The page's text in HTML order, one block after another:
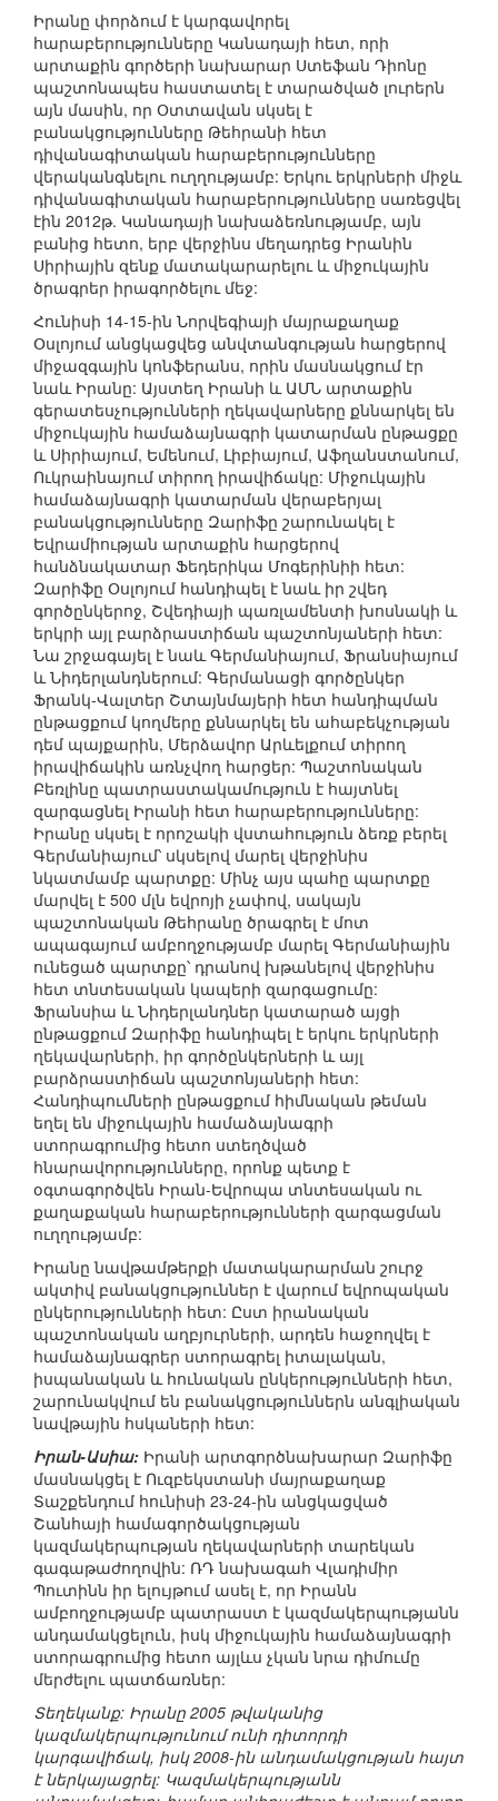
Իրանը փորձում է կարգավորել
հարաբերությունները Կանադայի հետ, որի
արտաքին գործերի նախարար Ստեֆան Դիոնը
պաշտոնապես հաստատել է տարածված լուրերն
այն մասին, որ Օտտավան սկսել է
բանակցությունները Թեհրանի հետ
դիվանագիտական հարաբերությունները
վերականգնելու ուղղությամբ: Երկու երկրների միջև
դիվանագիտական հարաբերությունները սառեցվել
էին 2012թ. Կանադայի նախաձեռնությամբ, այն
բանից հետո, երբ վերջինս մեղադրեց Իրանին
Սիրիային զենք մատակարարելու և միջուկային
ծրագրեր իրագործելու մեջ:
Հունիսի 14-15-ին Նորվեգիայի մայրաքաղաք
Օսլոյում անցկացվեց անվտանգության հարցերով
միջազգային կոնֆերանս, որին մասնակցում էր
նաև Իրանը: Այստեղ Իրանի և ԱՄՆ արտաքին
գերատեսչությունների ղեկավարները քննարկել են
միջուկային համաձայնագրի կատարման ընթացքը
և Սիրիայում, Եմենում, Լիբիայում, Աֆղանստանում,
Ուկրաինայում տիրող իրավիճակը: Միջուկային
համաձայնագրի կատարման վերաբերյալ
բանակցությունները Զարիֆը շարունակել է
Եվրամիության արտաքին հարցերով
հանձնակատար Ֆեդերիկա Մոգերինիի հետ:
Զարիֆը Օսլոյում հանդիպել է նաև իր շվեդ
գործընկերոջ, Շվեդիայի պառլամենտի խոսնակի և
երկրի այլ բարձրաստիճան պաշտոնյաների հետ:
Նա շրջագայել է նաև Գերմանիայում, Ֆրանսիայում
և Նիդերլանդներում: Գերմանացի գործընկեր
Ֆրանկ-Վալտեր Շտայնմայերի հետ հանդիպման
ընթացքում կողմերը քննարկել են ահաբեկչության
դեմ պայքարին, Մերձավոր Արևելքում տիրող
իրավիճակին առնչվող հարցեր: Պաշտոնական
Բեռլինը պատրաստակամություն է հայտնել
զարգացնել Իրանի հետ հարաբերությունները:
Իրանը սկսել է որոշակի վստահություն ձեռք բերել
Գերմանիայում՝ սկսելով մարել վերջինիս
նկատմամբ պարտքը: Մինչ այս պահը պարտքը
մարվել է 500 մլն եվրոյի չափով, սակայն
պաշտոնական Թեհրանը ծրագրել է մոտ
ապագայում ամբողջությամբ մարել Գերմանիային
ունեցած պարտքը՝ դրանով խթանելով վերջինիս
հետ տնտեսական կապերի զարգացումը:
Ֆրանսիա և Նիդերլանդներ կատարած այցի
ընթացքում Զարիֆը հանդիպել է երկու երկրների
ղեկավարների, իր գործընկերների և այլ
բարձրաստիճան պաշտոնյաների հետ:
Հանդիպումների ընթացքում հիմնական թեման
եղել են միջուկային համաձայնագրի
ստորագրումից հետո ստեղծված
հնարավորությունները, որոնք պետք է
օգտագործվեն Իրան-Եվրոպա տնտեսական ու
քաղաքական հարաբերությունների զարգացման
ուղղությամբ:
Իրանը նավթամթերքի մատակարարման շուրջ
ակտիվ բանակցություններ է վարում եվրոպական
ընկերությունների հետ: Ըստ իրանական
պաշտոնական աղբյուրների, արդեն հաջողվել է
համաձայնագրեր ստորագրել իտալական,
իսպանական և հունական ընկերությունների հետ,
շարունակվում են բանակցություններն անգլիական
նավթային հսկաների հետ:
Իրան-Ասիա: Իրանի արտգործնախարար Զարիֆը
մասնակցել է Ուզբեկստանի մայրաքաղաք
Տաշքենդում հունիսի 23-24-ին անցկացված
Շանհայի համագործակցության
կազմակերպության ղեկավարների տարեկան
գագաթաժողովին: ՌԴ նախագահ Վլադիմիր
Պուտինն իր ելույթում ասել է, որ Իրանն
ամբողջությամբ պատրաստ է կազմակերպությանն
անդամակցելուն, իսկ միջուկային համաձայնագրի
ստորագրումից հետո այլևս չկան նրա դիմումը
մերժելու պատճառներ:
Տեղեկանք: Իրանը 2005 թվականից
կազմակերպությունում ունի դիտորդի
կարգավիճակ, իսկ 2008-ին անդամակցության հայտ
է ներկայացրել: Կազմակերպությանն